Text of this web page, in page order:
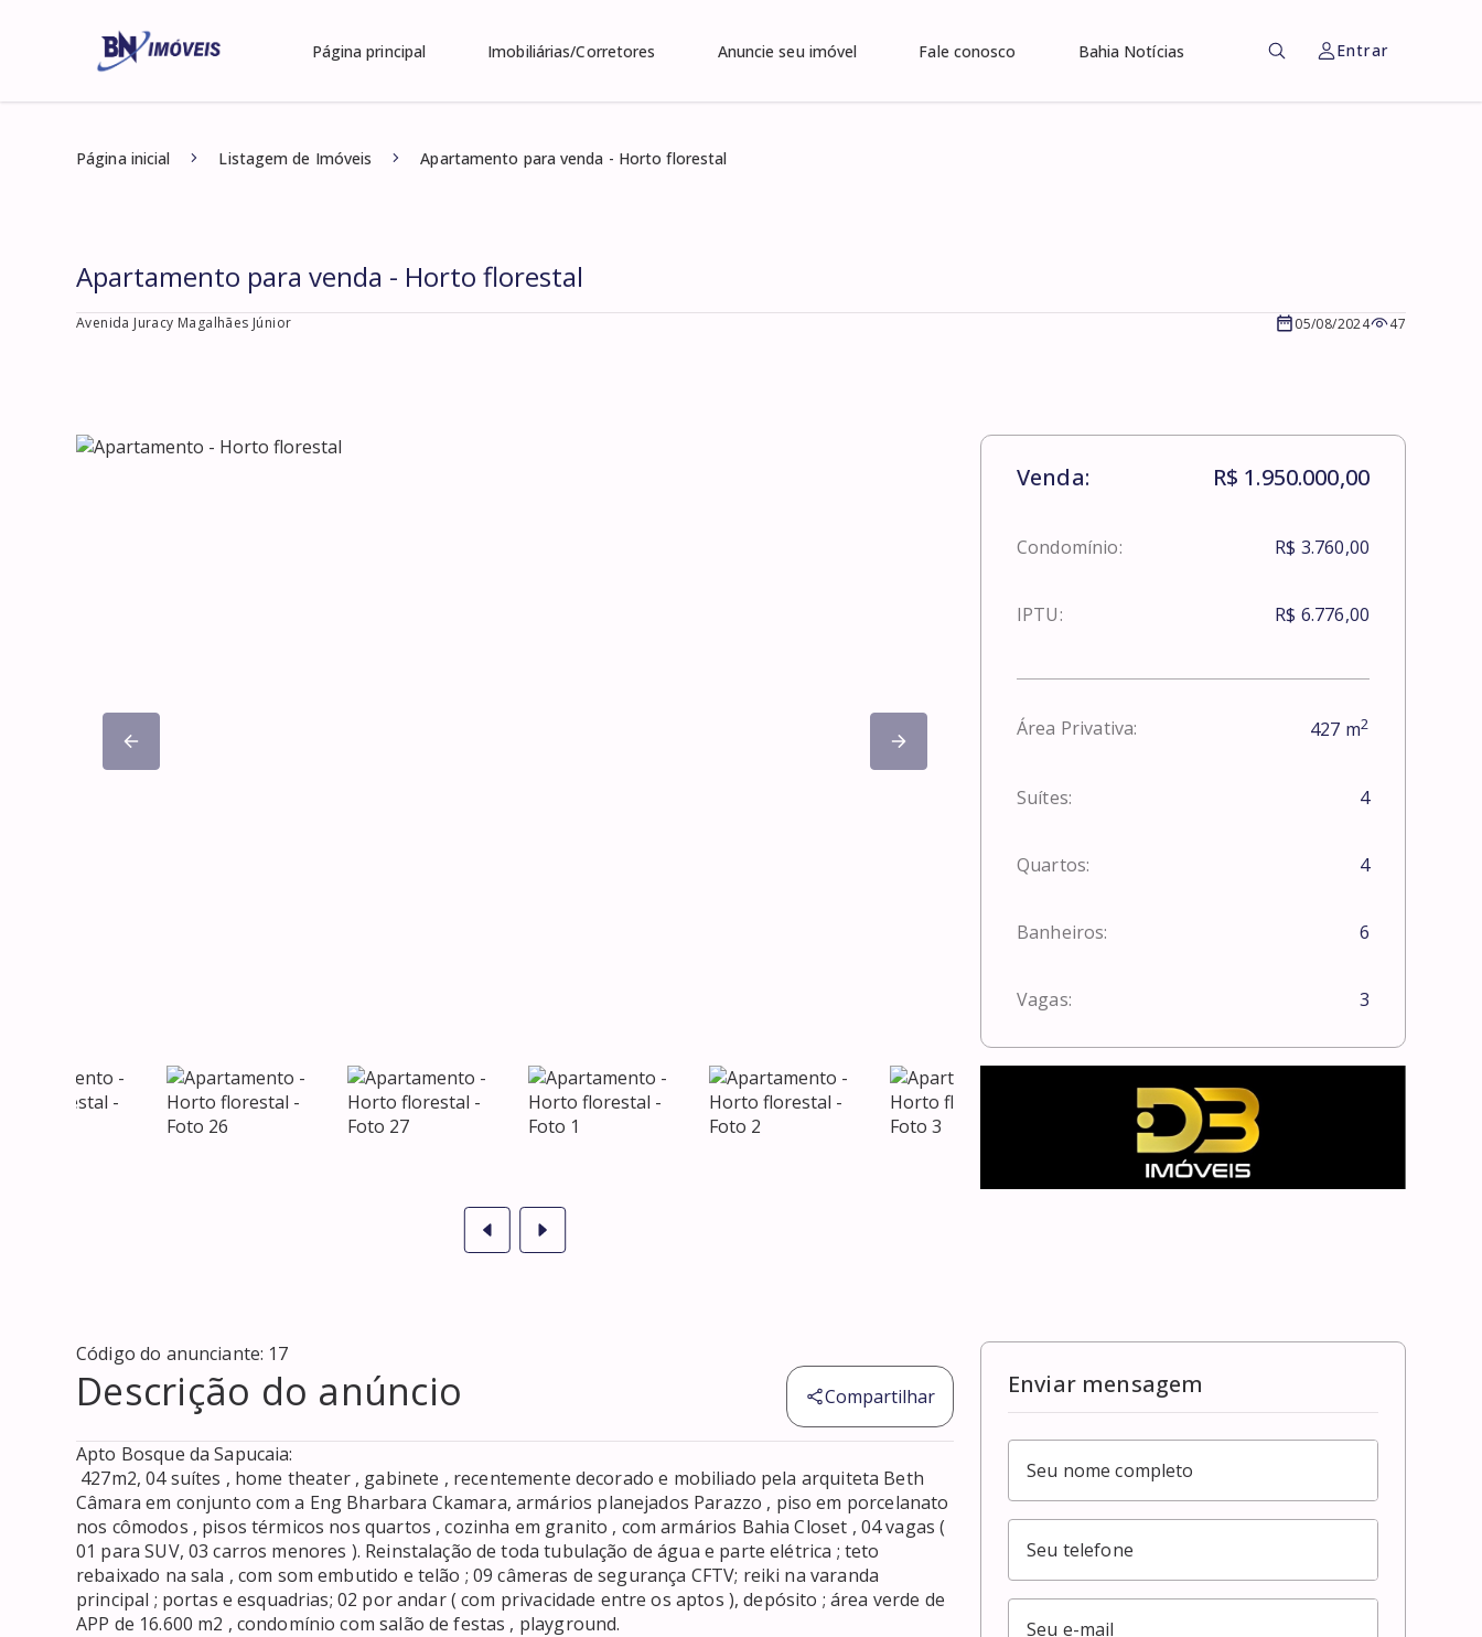
Página principal Imobiliárias/Corretores Anuncie seu imóvel Fale conosco Bahia Notícias Entrar
Página inicial Listagem de Imóveis Apartamento para venda - Horto florestal
Apartamento para venda - Horto florestal
Avenida Juracy Magalhães Júnior 05/08/2024 47
Venda: R$ 1.950.000,00
Condomínio: R$ 3.760,00
IPTU: R$ 6.776,00
Área Privativa: 427 m2
Suítes: 4
Quartos: 4
Banheiros: 6
Vagas: 3
Código do anunciante: 17
Descrição do anúncio Compartilhar
Apto Bosque da Sapucaia:
Câmara em conjunto com a Eng Bharbara Ckamara, armários planejados Parazzo , piso em porcelanato
nos cômodos , pisos térmicos nos quartos , cozinha em granito , com armários Bahia Closet , 04 vagas (
01 para SUV, 03 carros menores ). Reinstalação de toda tubulação de água e parte elétrica ; teto
rebaixado na sala , com som embutido e telão ; 09 câmeras de segurança CFTV; reiki na varanda
principal ; portas e esquadrias; 02 por andar ( com privacidade entre os aptos ), depósito ; área verde de
APP de 16.600 m2 , condomínio com salão de festas , playground.
Enviar mensagem